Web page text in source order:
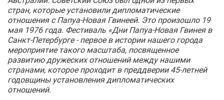
стран, которые установили дипломатические
отношения с Папуа-Новая Гвинеей. Это произошло 19
мая 1976 года. Фестиваль «Дни Папуа-Новая Гвинея в
Санкт‑Петербурге - первое в истории нашего города
мероприятие такого масштаба, посвященное
развитию дружеских отношений между нашими
странами, которое проходит в преддверии 45-летней
годовщины установления дипломатических
отношений.